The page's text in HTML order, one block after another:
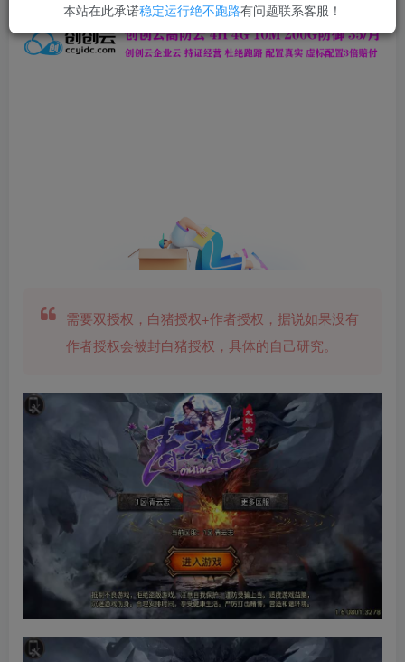
需要双授权，白猪授权+作者授权，据说如果没有
作者授权会被封白猪授权，具体的自己研究。
本站在此承诺稳定运行绝不跑路有问题联系客服！